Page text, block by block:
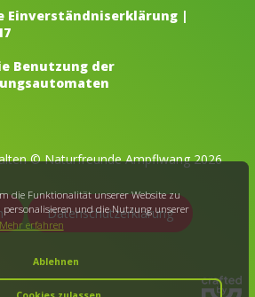
die Funktionalität unserer Website zu
personalisieren und die Nutzung unserer
Mehr erfahren
Ablehnen
Einverständniserklärung |
Benutzung der
© Naturfreunde Ampflwang 2026
Datenschutzerklärung